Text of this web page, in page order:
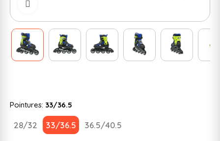
Pointures: 33/36.5
28/32 33/36.5 36.5/40.5